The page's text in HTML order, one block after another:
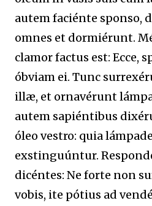
autem faciénte sponso,
omnes et dormiérunt.
clamor factus est: Ecce,
óbviam ei. Tunc
illæ, et ornavérunt
autem sapiéntibus
óleo vestro: quia
exstinguúntur.
dicéntes: Ne forte non
vobis, ite pótius ad